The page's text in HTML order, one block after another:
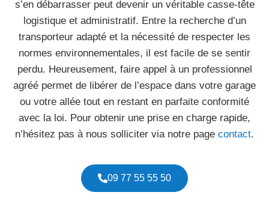
s’en débarrasser peut devenir un véritable casse-tête
logistique et administratif. Entre la recherche d’un
transporteur adapté et la nécessité de respecter les
normes environnementales, il est facile de se sentir
perdu. Heureusement, faire appel à un professionnel
agréé permet de libérer de l’espace dans votre garage
ou votre allée tout en restant en parfaite conformité
avec la loi. Pour obtenir une prise en charge rapide,
n’hésitez pas à nous solliciter via notre page contact.
09 77 55 55 50